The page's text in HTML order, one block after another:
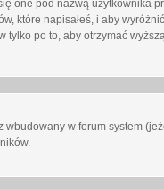
one pod nazwą użytkownika
które napisałeś, i aby
po to, aby otrzymać
w forum system